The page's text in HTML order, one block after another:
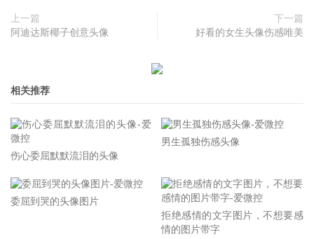
上一篇
阿迪达斯椰子创意头像
下一篇
好看的女生头像伤感唯美
相关推荐
伤心委屈默默流泪的头像
男生孤独伤感头像
委屈到哭的头像图片
拒绝感情的文字图片，不想要感
情的图片带字